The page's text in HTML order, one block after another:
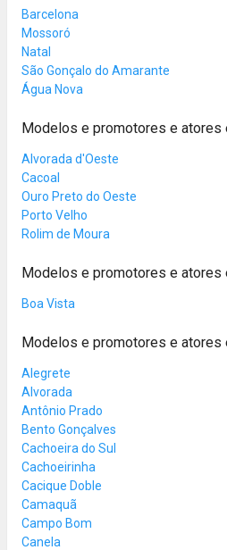
Barcelona
Mossoró
Natal
São Gonçalo do Amarante
Água Nova
Modelos e promotores e atores
Alvorada d'Oeste
Cacoal
Ouro Preto do Oeste
Porto Velho
Rolim de Moura
Modelos e promotores e atores
Boa Vista
Modelos e promotores e atores
Alegrete
Alvorada
Antônio Prado
Bento Gonçalves
Cachoeira do Sul
Cachoeirinha
Cacique Doble
Camaquã
Campo Bom
Canela